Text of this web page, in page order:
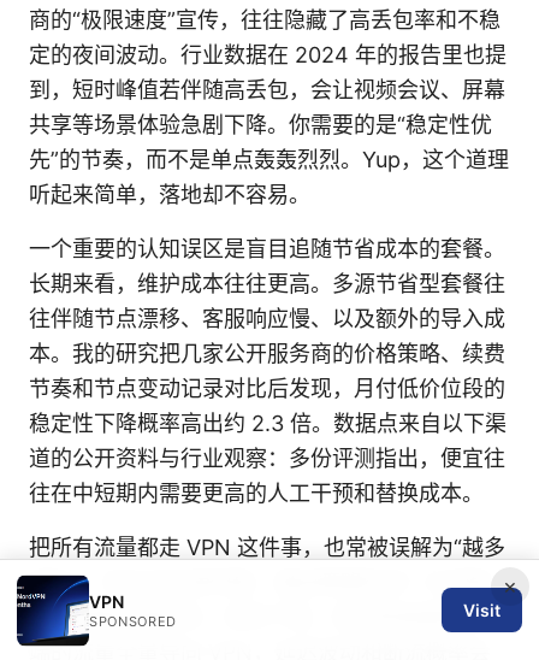
商的“极限速度”宣传，往往隐藏了高丢包率和不稳
定的夜间波动。行业数据在 2024 年的报告里也提
到，短时峰值若伴随高丢包，会让视频会议、屏幕
共享等场景体验急剧下降。你需要的是“稳定性优
先”的节奏，而不是单点轰轰烈烈。Yup，这个道理
听起来简单，落地却不容易。
一个重要的认知误区是盲目追随节省成本的套餐。
长期来看，维护成本往往更高。多源节省型套餐往
往伴随节点漂移、客服响应慢、以及额外的导入成
本。我的研究把几家公开服务商的价格策略、续费
节奏和节点变动记录对比后发现，月付低价位段的
稳定性下降概率高出约 2.3 倍。数据点来自以下渠
道的公开资料与行业观察：多份评测指出，便宜往
往在中短期内需要更高的人工干预和替换成本。
把所有流量都走 VPN 这件事，也常被误解为“越多
越好”。但在实际使用里，路由策略的单一化导致
本地网络资源竞争，体验下降。若你把桌面和移动
端的流量全量导向 VPN，延迟波动和断流概率会
×
VPN
SPONSORED
Visit